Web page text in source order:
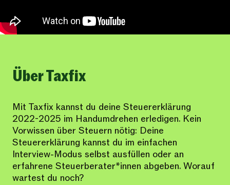
Über Taxfix
Mit Taxfix kannst du deine Steuererklärung
2022-2025 im Handumdrehen erledigen. Kein
Vorwissen über Steuern nötig: Deine
Steuererklärung kannst du im einfachen
Interview-Modus selbst ausfüllen oder an
erfahrene Steuerberater*innen abgeben. Worauf
wartest du noch?